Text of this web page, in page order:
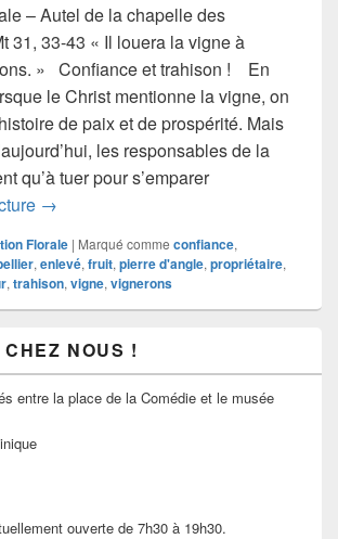
– Autel de la chapelle des
31, 33-43 « Il louera la vigne à
» Confiance et trahison ! En
le Christ mentionne la vigne, on
de paix et de prospérité. Mais
les responsables de la
qu’à tuer pour s’emparer
Confiance et trahison…
→
Florale | Marqué comme confiance,
, enlevé, fruit, pierre d'angle, propriétaire,
, trahison, vigne, vignerons
NOUS !
entre la place de la Comédie et le musée
ouverte de 7h30 à 19h30.